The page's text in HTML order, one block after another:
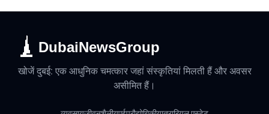
DubaiNewsGroup
खोजें दुबई: एक आधुनिक चमत्कार जहां संस्कृतियां मिलती हैं और अवसर
असीमित हैं।